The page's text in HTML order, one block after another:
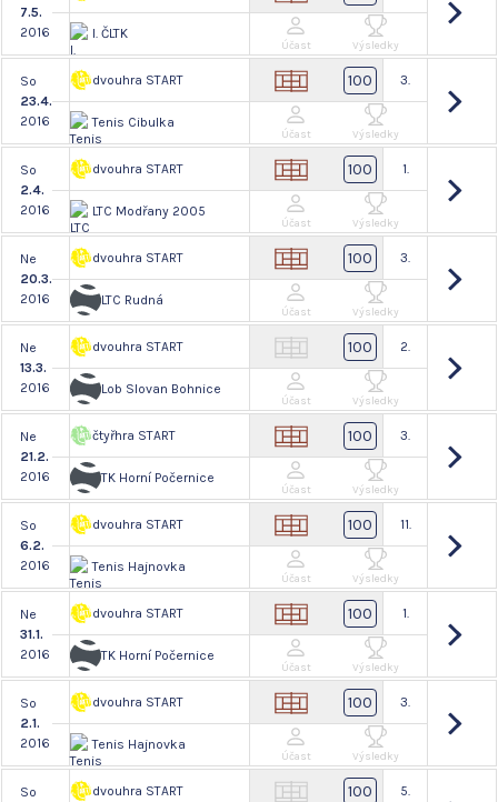
7.5.
2016
I. ČLTK
Účast Výsledky
So
23.4.
2016
dvouhra START
Tenis Cibulka
100 3.
Účast Výsledky
So
2.4.
2016
dvouhra START
LTC Modřany 2005
100 1.
Účast Výsledky
Ne
20.3.
2016
dvouhra START
LTC Rudná
100 3.
Účast Výsledky
Ne
13.3.
2016
dvouhra START
Lob Slovan Bohnice
100 2.
Účast Výsledky
Ne
21.2.
2016
čtyřhra START
TK Horní Počernice
100 3.
Účast Výsledky
So
6.2.
2016
dvouhra START
Tenis Hajnovka
100 11.
Účast Výsledky
Ne
31.1.
2016
dvouhra START
TK Horní Počernice
100 1.
Účast Výsledky
So
2.1.
2016
dvouhra START
Tenis Hajnovka
100 3.
Účast Výsledky
So
dvouhra START 100 5.